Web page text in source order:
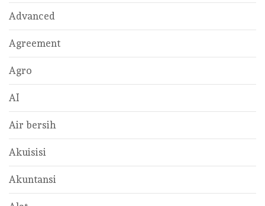
Advanced
Agreement
Agro
AI
Air bersih
Akuisisi
Akuntansi